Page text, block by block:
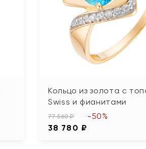
Кольцо из золота с
Swiss и фианитами
77 560 ₽
38 780 ₽
-50%